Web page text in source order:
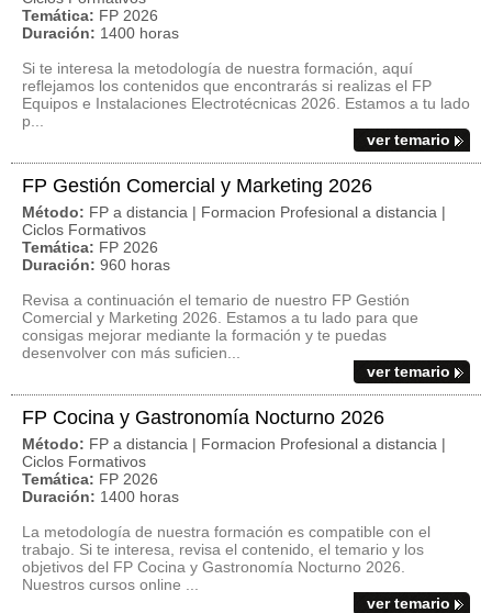
Temática: FP 2026
Duración: 1400 horas
Si te interesa la metodología de nuestra formación, aquí
reflejamos los contenidos que encontrarás si realizas el FP
Equipos e Instalaciones Electrotécnicas 2026. Estamos a tu lado
p...
ver temario
FP Gestión Comercial y Marketing 2026
Método: FP a distancia | Formacion Profesional a distancia |
Ciclos Formativos
Temática: FP 2026
Duración: 960 horas
Revisa a continuación el temario de nuestro FP Gestión
Comercial y Marketing 2026. Estamos a tu lado para que
consigas mejorar mediante la formación y te puedas
desenvolver con más suficien...
ver temario
FP Cocina y Gastronomía Nocturno 2026
Método: FP a distancia | Formacion Profesional a distancia |
Ciclos Formativos
Temática: FP 2026
Duración: 1400 horas
La metodología de nuestra formación es compatible con el
trabajo. Si te interesa, revisa el contenido, el temario y los
objetivos del FP Cocina y Gastronomía Nocturno 2026.
Nuestros cursos online ...
ver temario